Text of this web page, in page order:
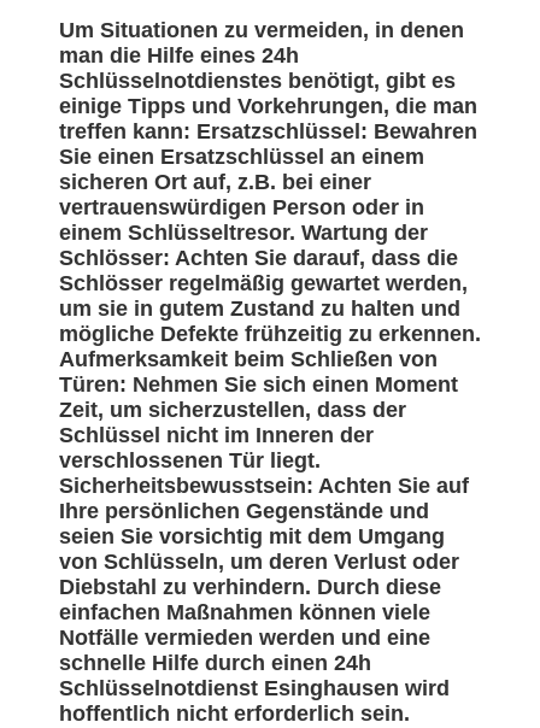
Um Situationen zu vermeiden, in denen
man die Hilfe eines 24h
Schlüsselnotdienstes benötigt, gibt es
einige Tipps und Vorkehrungen, die man
treffen kann: Ersatzschlüssel: Bewahren
Sie einen Ersatzschlüssel an einem
sicheren Ort auf, z.B. bei einer
vertrauenswürdigen Person oder in
einem Schlüsseltresor. Wartung der
Schlösser: Achten Sie darauf, dass die
Schlösser regelmäßig gewartet werden,
um sie in gutem Zustand zu halten und
mögliche Defekte frühzeitig zu erkennen.
Aufmerksamkeit beim Schließen von
Türen: Nehmen Sie sich einen Moment
Zeit, um sicherzustellen, dass der
Schlüssel nicht im Inneren der
verschlossenen Tür liegt.
Sicherheitsbewusstsein: Achten Sie auf
Ihre persönlichen Gegenstände und
seien Sie vorsichtig mit dem Umgang
von Schlüsseln, um deren Verlust oder
Diebstahl zu verhindern. Durch diese
einfachen Maßnahmen können viele
Notfälle vermieden werden und eine
schnelle Hilfe durch einen 24h
Schlüsselnotdienst Esinghausen wird
hoffentlich nicht erforderlich sein.